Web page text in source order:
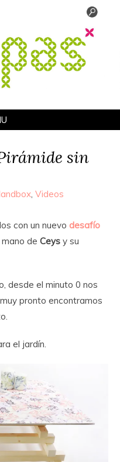
sin
, Videos
con un nuevo desafío
de Ceys y su
desde el minuto 0 nos
pronto encontramos
el jardín.